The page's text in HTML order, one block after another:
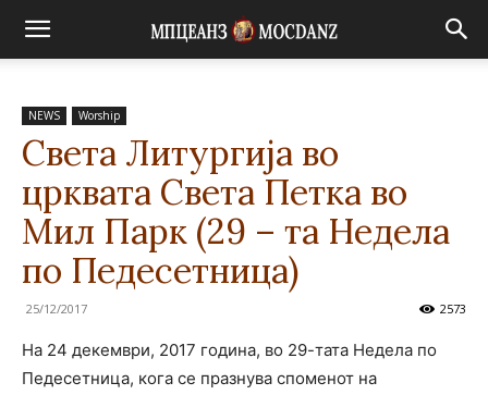
NEWS Worship
Света Литургија во
црквата Света Петка во
Мил Парк (29 – та Недела
по Педесетница)
25/12/2017 2573
На 24 декември, 2017 година, во 29-тата Недела по
Педесетница, кога се празнува споменот на